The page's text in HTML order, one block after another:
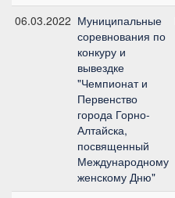
06.03.2022 Муниципальные
соревнования по
конкуру и
вывездке
"Чемпионат и
Первенство
города Горно-
Алтайска,
посвященный
Международному
женскому Дню"